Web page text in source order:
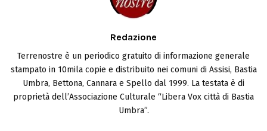
Redazione
Terrenostre è un periodico gratuito di informazione generale
stampato in 10mila copie e distribuito nei comuni di Assisi, Bastia
Umbra, Bettona, Cannara e Spello dal 1999. La testata è di
proprietà dell’Associazione Culturale “Libera Vox città di Bastia
Umbra”.